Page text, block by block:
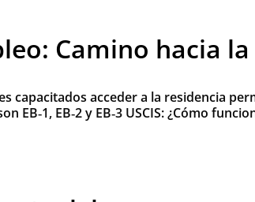
Camino hacia
capacitados acceder a la residencia
EB‑1, EB‑2 y EB‑3 USCIS: ¿Cómo